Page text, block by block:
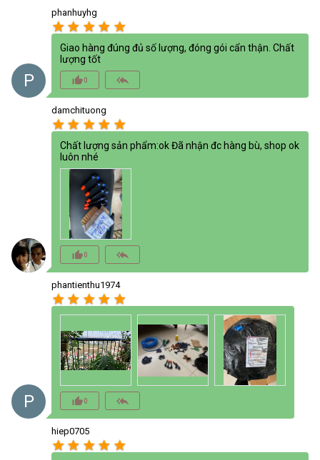
P
phanhuyhg
star star star star star
Giao hàng đúng đủ số lượng, đóng gói cẩn thận. Chất
lượng tốt
thumb_up_alt0 reply_all
damchituong
star star star star star
Chất lượng sản phẩm:ok Đã nhận đc hàng bù, shop ok
luôn nhé
thumb_up_alt0 reply_all
P
phantienthu1974
star star star star star
thumb_up_alt0 reply_all
hiep0705
star star star star star